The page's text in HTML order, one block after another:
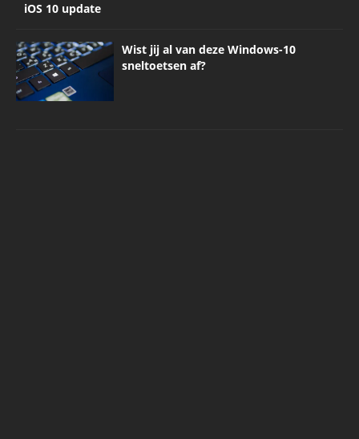
iOS 10 update
Wist jij al van deze Windows-10
sneltoetsen af?